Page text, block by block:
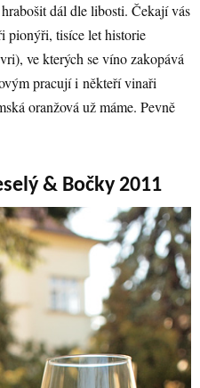
dál dle libosti. Čekají vás
pionýři, tisíce let historie
ve kterých se víno zakopává
pracují i někteří vinaři
oranžová už máme. Pevně
& Bočky 2011